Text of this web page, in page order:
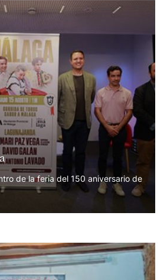
de la feria del 150 aniversario de